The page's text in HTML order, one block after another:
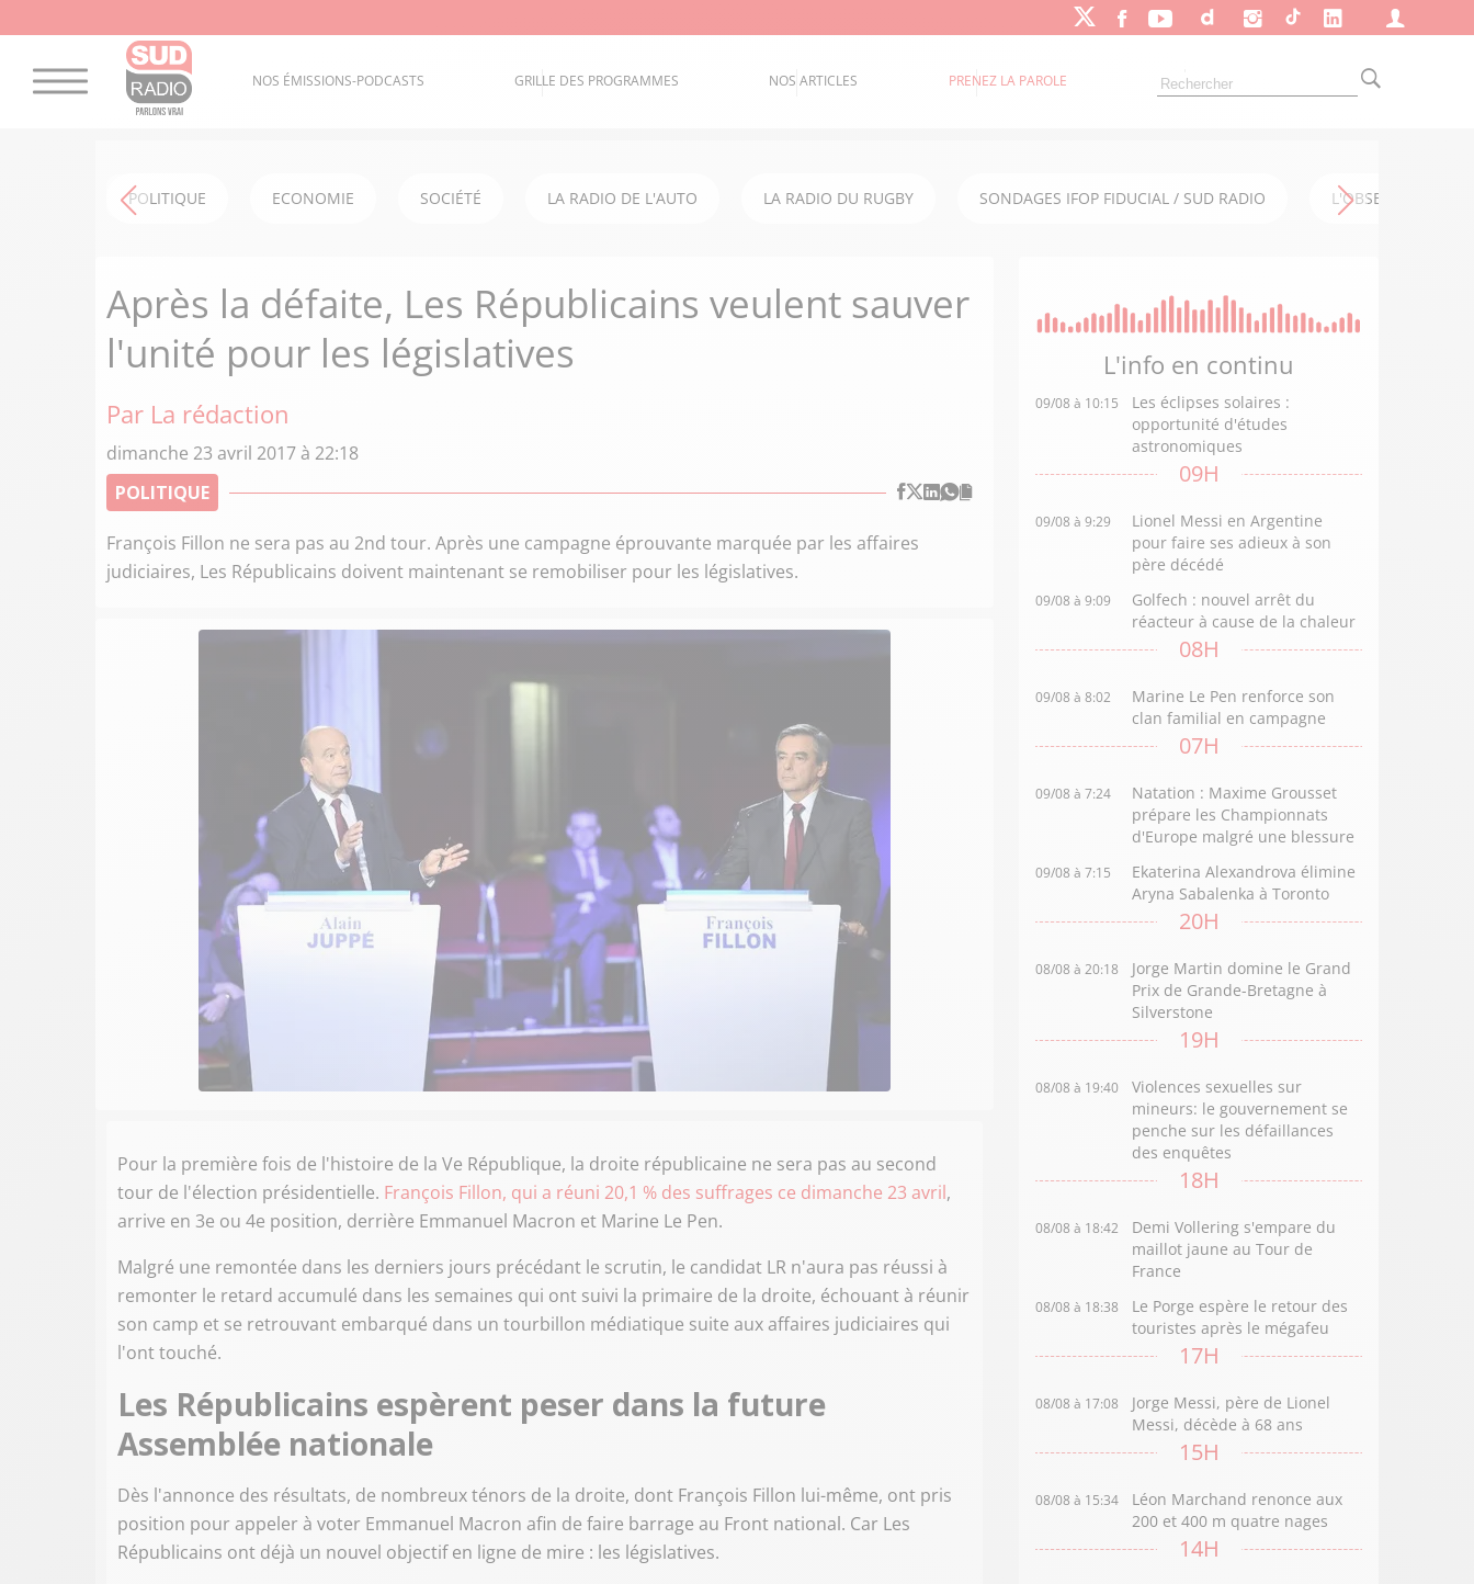
NOS ÉMISSIONS-PODCASTS GRILLE DES PROGRAMMES NOS ARTICLES PRENEZ LA PAROLE
POLITIQUE ECONOMIE SOCIÉTÉ LA RADIO DE L'AUTO LA RADIO DU RUGBY SONDAGES IFOP FIDUCIAL / SUD RADIO L'OBSERVATOIRE
Après la défaite, Les Républicains veulent sauver
l'unité pour les législatives
Par La rédaction
dimanche 23 avril 2017 à 22:18
POLITIQUE
François Fillon ne sera pas au 2nd tour. Après une campagne éprouvante marquée par les affaires
judiciaires, Les Républicains doivent maintenant se remobiliser pour les législatives.
Pour la première fois de l'histoire de la Ve République, la droite républicaine ne sera pas au second
tour de l'élection présidentielle. François Fillon, qui a réuni 20,1 % des suffrages ce dimanche 23 avril,
arrive en 3e ou 4e position, derrière Emmanuel Macron et Marine Le Pen.
Malgré une remontée dans les derniers jours précédant le scrutin, le candidat LR n'aura pas réussi à
remonter le retard accumulé dans les semaines qui ont suivi la primaire de la droite, échouant à réunir
son camp et se retrouvant embarqué dans un tourbillon médiatique suite aux affaires judiciaires qui
l'ont touché.
Les Républicains espèrent peser dans la future
Assemblée nationale
Dès l'annonce des résultats, de nombreux ténors de la droite, dont François Fillon lui-même, ont pris
position pour appeler à voter Emmanuel Macron afin de faire barrage au Front national. Car Les
Républicains ont déjà un nouvel objectif en ligne de mire : les législatives.
L'info en continu
09/08 à 10:15
Les éclipses solaires :
opportunité d'études
astronomiques
09H
09/08 à 9:29
Lionel Messi en Argentine
pour faire ses adieux à son
père décédé
09/08 à 9:09
Golfech : nouvel arrêt du
réacteur à cause de la chaleur
08H
09/08 à 8:02
Marine Le Pen renforce son
clan familial en campagne
07H
09/08 à 7:24
Natation : Maxime Grousset
prépare les Championnats
d'Europe malgré une blessure
09/08 à 7:15
Ekaterina Alexandrova élimine
Aryna Sabalenka à Toronto
20H
08/08 à 20:18
Jorge Martin domine le Grand
Prix de Grande-Bretagne à
Silverstone
19H
08/08 à 19:40
Violences sexuelles sur
mineurs: le gouvernement se
penche sur les défaillances
des enquêtes
18H
08/08 à 18:42
Demi Vollering s'empare du
maillot jaune au Tour de
France
08/08 à 18:38
Le Porge espère le retour des
touristes après le mégafeu
17H
08/08 à 17:08
Jorge Messi, père de Lionel
Messi, décède à 68 ans
15H
08/08 à 15:34
Léon Marchand renonce aux
200 et 400 m quatre nages
14H